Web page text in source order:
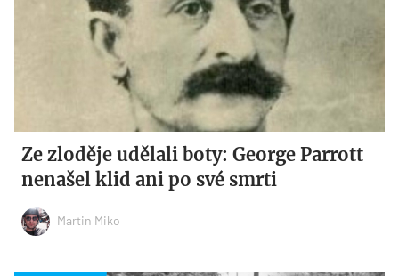
Ze zloděje udělali boty: George Parrott
nenašel klid ani po své smrti
Martin Miko